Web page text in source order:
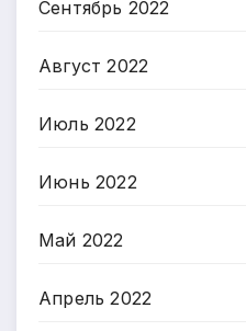
Сентябрь 2022
Август 2022
Июль 2022
Июнь 2022
Май 2022
Апрель 2022